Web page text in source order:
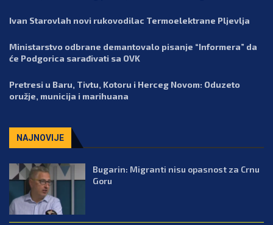
Ivan Starovlah novi rukovodilac Termoelektrane Pljevlja
Ministarstvo odbrane demantovalo pisanje “Informera” da
će Podgorica sarađivati sa OVK
Pretresi u Baru, Tivtu, Kotoru i Herceg Novom: Oduzeto
oružje, municija i marihuana
NAJNOVIJE
Bugarin: Migranti nisu opasnost za Crnu
Goru